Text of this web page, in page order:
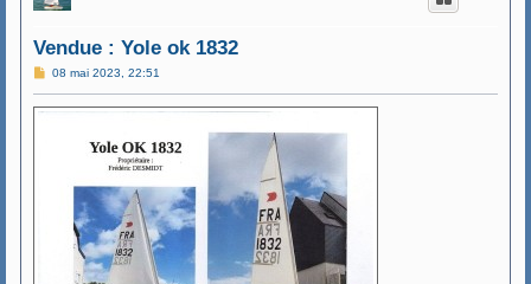
Vendue : Yole ok 1832
M08 mai 2023, 22:51